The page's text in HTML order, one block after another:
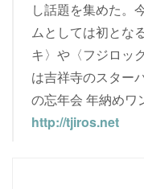
し話題を集めた。
ムとしては初とな
キ〉や〈フジロッ
は吉祥寺のスター
の忘年会 年納めワ
http://tjiros.net